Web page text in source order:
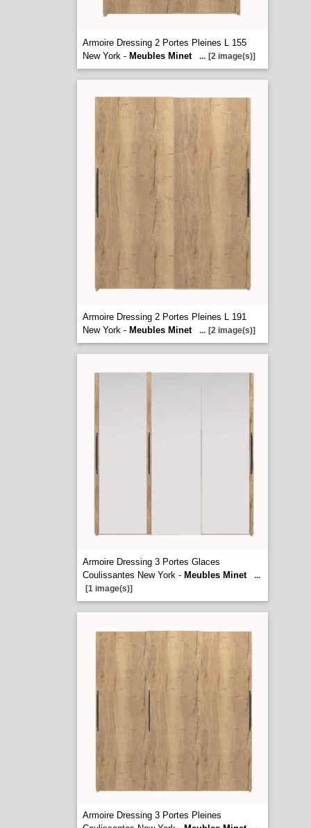
Armoire Dressing 2 Portes Pleines L 155
New York - Meubles Minet ... [2 image(s)]
Armoire Dressing 2 Portes Pleines L 191
New York - Meubles Minet ... [2 image(s)]
Armoire Dressing 3 Portes Glaces
Coulissantes New York - Meubles Minet
...
[1 image(s)]
Armoire Dressing 3 Portes Pleines